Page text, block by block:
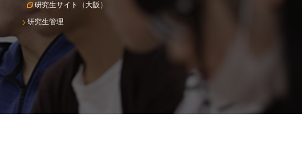
研究生サイト（大阪）
研究生管理